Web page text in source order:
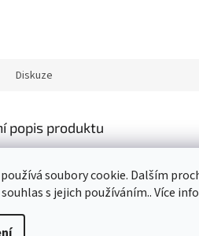
soubory cookie. Dalším
s jejich používáním.. Více
Diskuze
popis produktu